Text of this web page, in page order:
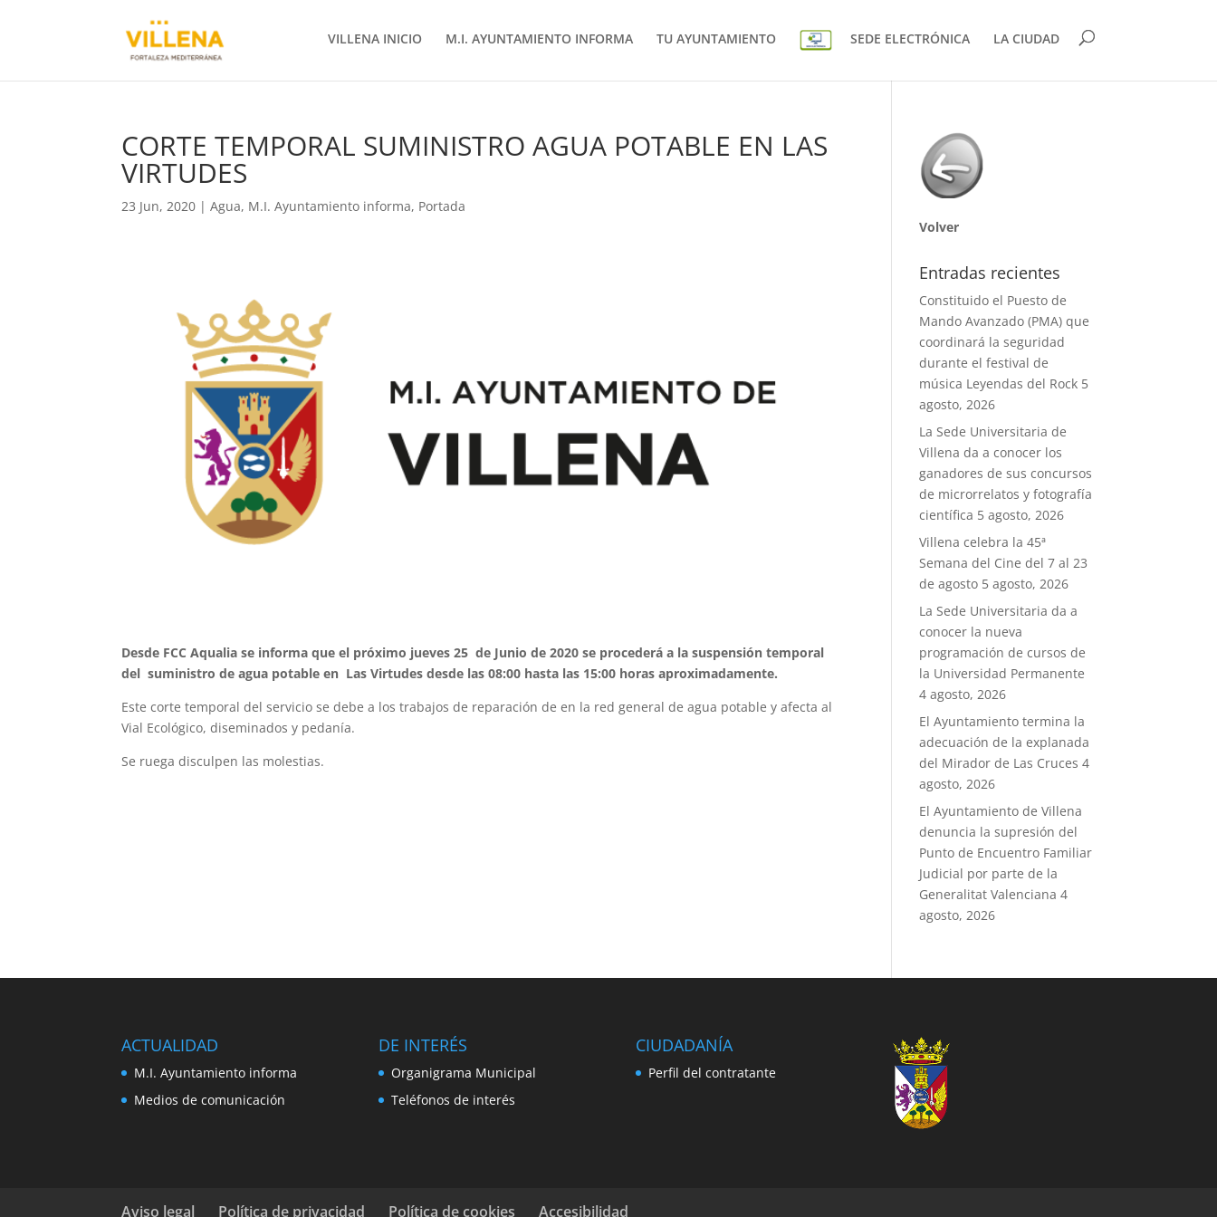
VILLENA INICIO M.I. AYUNTAMIENTO INFORMA TU AYUNTAMIENTO SEDE ELECTRÓNICA LA CIUDAD
CORTE TEMPORAL SUMINISTRO AGUA POTABLE EN LAS
VIRTUDES
23 Jun, 2020 |Agua, M.I. Ayuntamiento informa, Portada
Desde FCC Aqualia se informa que el próximo jueves 25 de Junio de 2020 se procederá a la suspensión temporal
del suministro de agua potable en Las Virtudes desde las 08:00 hasta las 15:00 horas aproximadamente.
Este corte temporal del servicio se debe a los trabajos de reparación de en la red general de agua potable y afecta al
Vial Ecológico, diseminados y pedanía.
Se ruega disculpen las molestias.
Volver
Entradas recientes
Constituido el Puesto de
Mando Avanzado (PMA) que
coordinará la seguridad
durante el festival de
música Leyendas del Rock 5
agosto, 2026
La Sede Universitaria de
Villena da a conocer los
ganadores de sus concursos
de microrrelatos y fotografía
científica 5 agosto, 2026
Villena celebra la 45ª
Semana del Cine del 7 al 23
de agosto 5 agosto, 2026
La Sede Universitaria da a
conocer la nueva
programación de cursos de
la Universidad Permanente
4 agosto, 2026
El Ayuntamiento termina la
adecuación de la explanada
del Mirador de Las Cruces 4
agosto, 2026
El Ayuntamiento de Villena
denuncia la supresión del
Punto de Encuentro Familiar
Judicial por parte de la
Generalitat Valenciana 4
agosto, 2026
ACTUALIDAD
M.I. Ayuntamiento informa
Medios de comunicación
DE INTERÉS
Organigrama Municipal
Teléfonos de interés
CIUDADANÍA
Perfil del contratante
Aviso legal Política de privacidad Política de cookies Accesibilidad